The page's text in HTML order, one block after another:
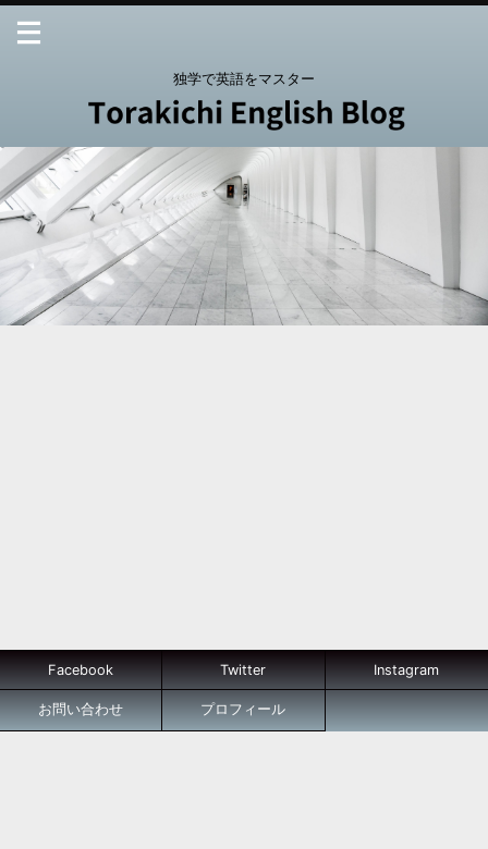
独学で英語をマスター
Facebook Twitter Instagram
お問い合わせ プロフィール